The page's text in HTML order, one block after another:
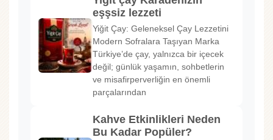
eşşsiz lezzeti
Yiğit Çay: Geleneksel Çay Lezzetini
Modern Sofralara Taşıyan Marka
Türkiye’de çay, yalnızca bir içecek
değil; günlük yaşamın, sohbetlerin
ve misafirperverliğin en önemli
parçalarından
Kahve Etkinlikleri Neden
Bu Kadar Popüler?